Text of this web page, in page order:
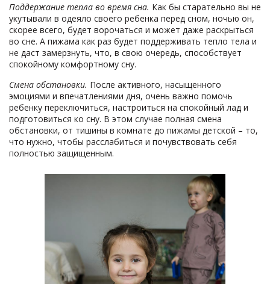
Поддержание тепла во время сна. Как бы старательно вы не
укутывали в одеяло своего ребенка перед сном, ночью он,
скорее всего, будет ворочаться и может даже раскрыться
во сне. А пижама как раз будет поддерживать тепло тела и
не даст замерзнуть, что, в свою очередь, способствует
спокойному комфортному сну.
Смена обстановки. После активного, насыщенного
эмоциями и впечатлениями дня, очень важно помочь
ребенку переключиться, настроиться на спокойный лад и
подготовиться ко сну. В этом случае полная смена
обстановки, от тишины в комнате до пижамы детской – то,
что нужно, чтобы расслабиться и почувствовать себя
полностью защищенным.